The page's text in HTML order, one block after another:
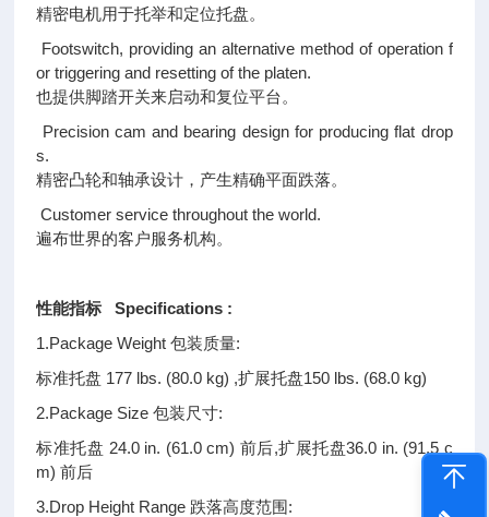
精密电机用于托举和定位托盘。
Footswitch, providing an alternative method of operation f
or triggering and resetting of the platen.
也提供脚踏开关来启动和复位平台。
Precision cam and bearing design for producing flat drop
s.
精密凸轮和轴承设计，产生精确平面跌落。
Customer service throughout the world.
遍布世界的客户服务机构。
性能指标 Specifications :
1.Package Weight 包装质量:
标准托盘 177 lbs. (80.0 kg) ,扩展托盘150 lbs. (68.0 kg)
2.Package Size 包装尺寸:
标准托盘 24.0 in. (61.0 cm) 前后,扩展托盘36.0 in. (91.5 c
m) 前后
3.Drop Height Range 跌落高度范围: